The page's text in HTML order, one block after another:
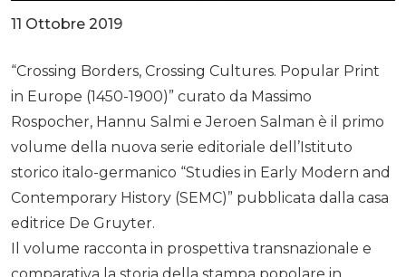
11 Ottobre 2019
“Crossing Borders, Crossing Cultures. Popular Print
in Europe (1450-1900)” curato da Massimo
Rospocher, Hannu Salmi e Jeroen Salman è il primo
volume della nuova serie editoriale dell’Istituto
storico italo-germanico “Studies in Early Modern and
Contemporary History (SEMC)” pubblicata dalla casa
editrice De Gruyter.
Il volume racconta in prospettiva transnazionale e